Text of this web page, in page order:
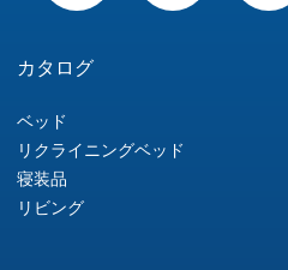
ー
シ
ョ
ン
カタログ
ベッド
リクライニングベッド
寝装品
リビング